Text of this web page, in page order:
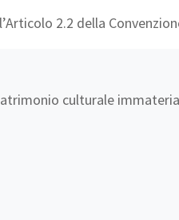
2.2 della
culturale